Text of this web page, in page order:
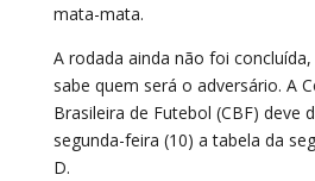
mata-mata.
A rodada ainda não foi
sabe quem será o adversário. A
Brasileira de Futebol (CBF) deve
segunda-feira (10) a tabela da
D.